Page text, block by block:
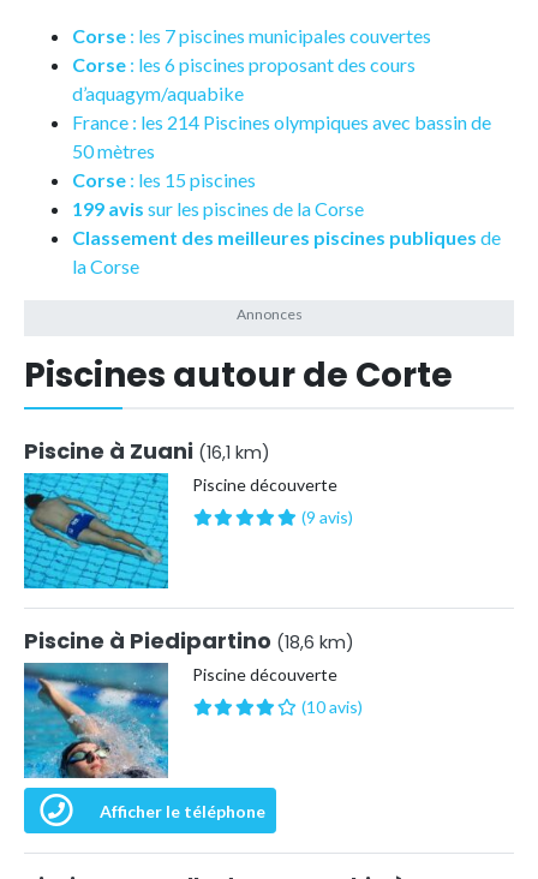
Corse : les 7 piscines municipales couvertes
Corse : les 6 piscines proposant des cours
d’aquagym/aquabike
France : les 214 Piscines olympiques avec bassin de
50 mètres
Corse : les 15 piscines
199 avis sur les piscines de la Corse
Classement des meilleures piscines publiques de
la Corse
Piscines autour de Corte
Piscine à Zuani (16,1 km)
Piscine découverte
(9 avis)
Piscine à Piedipartino (18,6 km)
Piscine découverte
(10 avis)
Afficher le téléphone